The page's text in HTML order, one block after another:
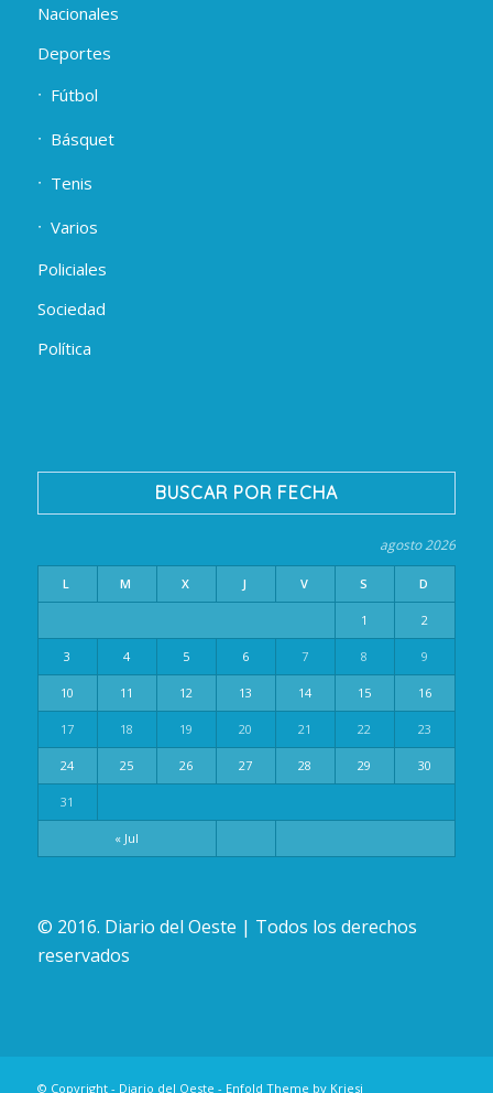
Nacionales
Deportes
Fútbol
Básquet
Tenis
Varios
Policiales
Sociedad
Política
BUSCAR POR FECHA
agosto 2026
L M X J V S D
« Jul
1 2
3 4 5 6 7 8 9
10 11 12 13 14 15 16
17 18 19 20 21 22 23
24 25 26 27 28 29 30
31
© 2016. Diario del Oeste | Todos los derechos
reservados
© Copyright - Diario del Oeste - Enfold Theme by Kriesi